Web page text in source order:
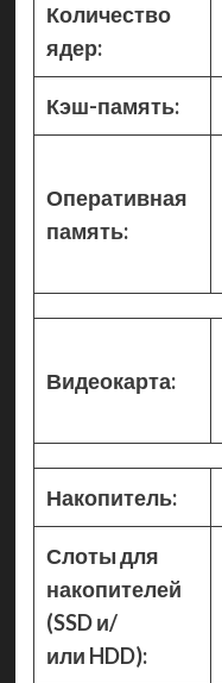
Количество
ядер:
Кэш-память:
Оперативная
память:
Видеокарта:
Накопитель:
Слоты для
накопителей
(SSD и/
или HDD):